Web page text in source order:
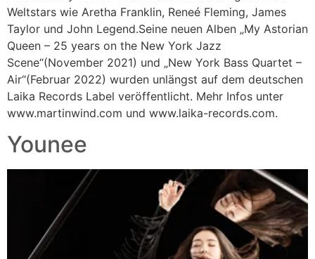
Weltstars wie Aretha Franklin, Reneé Fleming, James
Taylor und John Legend.Seine neuen Alben „My Astorian
Queen – 25 years on the New York Jazz
Scene“(November 2021) und „New York Bass Quartet –
Air“(Februar 2022) wurden unlängst auf dem deutschen
Laika Records Label veröffentlicht. Mehr Infos unter
www.martinwind.com und www.laika-records.com.
Younee